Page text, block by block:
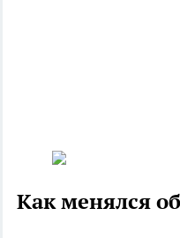
Как менялся